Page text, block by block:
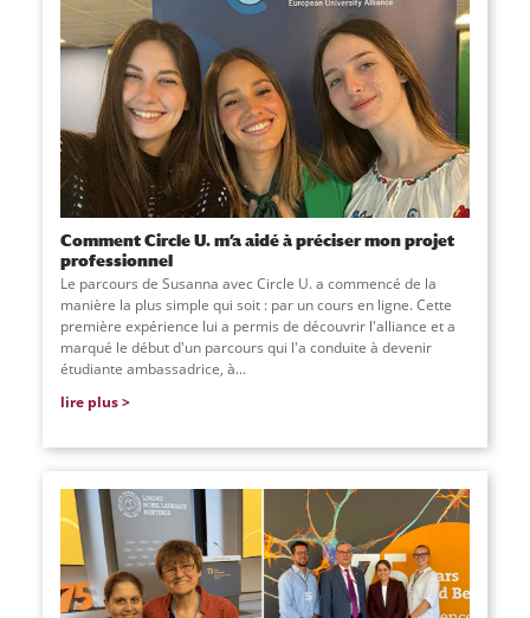
Comment Circle U. m’a aidé à préciser mon projet
professionnel
Le parcours de Susanna avec Circle U. a commencé de la
manière la plus simple qui soit : par un cours en ligne. Cette
première expérience lui a permis de découvrir l'alliance et a
marqué le début d'un parcours qui l'a conduite à devenir
étudiante ambassadrice, à...
lire plus